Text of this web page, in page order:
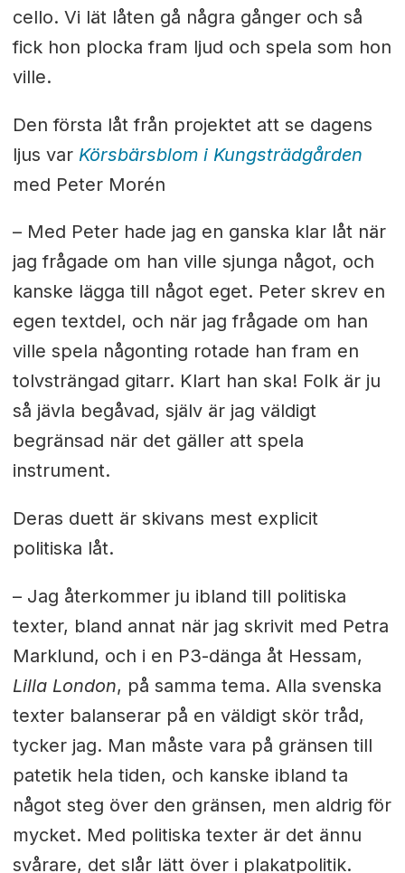
cello. Vi lät låten gå några gånger och så
fick hon plocka fram ljud och spela som hon
ville.
Den första låt från projektet att se dagens
ljus var Körsbärsblom i Kungsträdgården
med Peter Morén
– Med Peter hade jag en ganska klar låt när
jag frågade om han ville sjunga något, och
kanske lägga till något eget. Peter skrev en
egen textdel, och när jag frågade om han
ville spela någonting rotade han fram en
tolvsträngad gitarr. Klart han ska! Folk är ju
så jävla begåvad, själv är jag väldigt
begränsad när det gäller att spela
instrument.
Deras duett är skivans mest explicit
politiska låt.
– Jag återkommer ju ibland till politiska
texter, bland annat när jag skrivit med Petra
Marklund, och i en P3-dänga åt Hessam,
Lilla London, på samma tema. Alla svenska
texter balanserar på en väldigt skör tråd,
tycker jag. Man måste vara på gränsen till
patetik hela tiden, och kanske ibland ta
något steg över den gränsen, men aldrig för
mycket. Med politiska texter är det ännu
svårare, det slår lätt över i plakatpolitik.